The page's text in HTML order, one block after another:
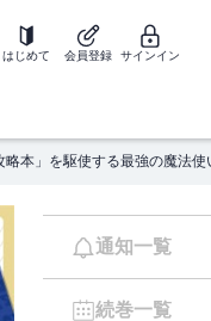
はじめて 会員登録 サインイン
通知一覧
続巻一覧